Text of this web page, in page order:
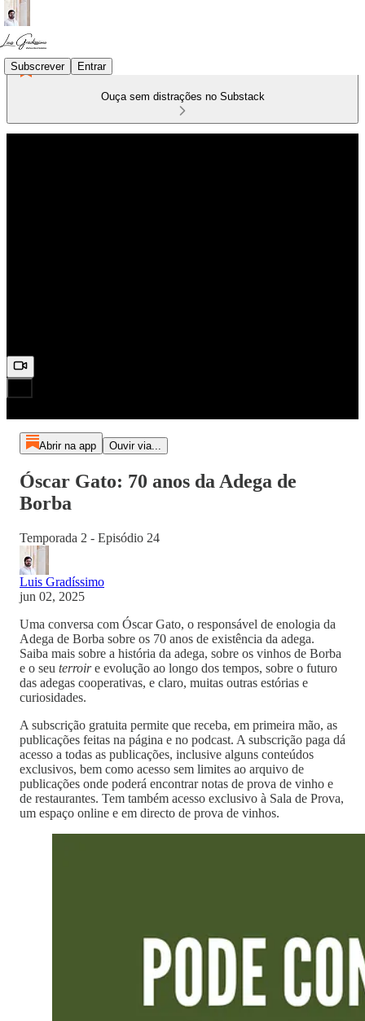
Subscrever Entrar
Ouça sem distrações no Substack
Abrir na app Ouvir via...
Óscar Gato: 70 anos da Adega de
Borba
Temporada 2 - Episódio 24
Luis Gradíssimo
jun 02, 2025
Uma conversa com Óscar Gato, o responsável de enologia da
Adega de Borba sobre os 70 anos de existência da adega.
Saiba mais sobre a história da adega, sobre os vinhos de Borba
e o seu terroire evolução ao longo dos tempos, sobre o futuro
das adegas cooperativas, e claro, muitas outras estórias e
curiosidades.
A subscrição gratuita permite que receba, em primeira mão, as
publicações feitas na página e no podcast. A subscrição paga dá
acesso a todas as publicações, inclusive alguns conteúdos
exclusivos, bem como acesso sem limites ao arquivo de
publicações onde poderá encontrar notas de prova de vinho e
de restaurantes. Tem também acesso exclusivo à Sala de Prova,
um espaço online e em directo de prova de vinhos.